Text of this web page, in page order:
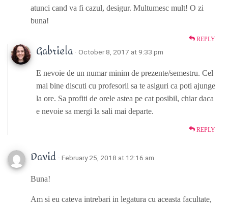
atunci cand va fi cazul, desigur. Multumesc mult! O zi
buna!
REPLY
Gabriela · October 8, 2017 at 9:33 pm
E nevoie de un numar minim de prezente/semestru. Cel
mai bine discuti cu profesorii sa te asiguri ca poti ajunge
la ore. Sa profiti de orele astea pe cat posibil, chiar daca
e nevoie sa mergi la sali mai departe.
REPLY
David · February 25, 2018 at 12:16 am
Buna!
Am si eu cateva intrebari in legatura cu aceasta facultate,